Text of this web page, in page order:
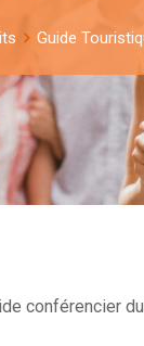
Guide
conférencier